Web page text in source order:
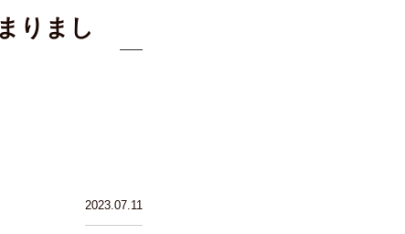
りまし
2023.07.11